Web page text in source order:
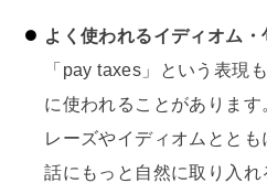
よく使われるイディオム
「pay taxes」という表現
に使われることがありま
レーズやイディオムとと
話にもっと自然に取り入